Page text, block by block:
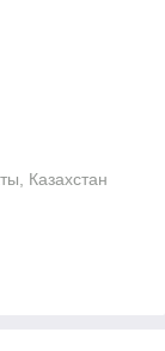
Казахстан